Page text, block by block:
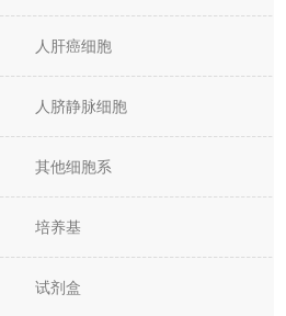
人肝癌细胞
人脐静脉细胞
其他细胞系
培养基
试剂盒